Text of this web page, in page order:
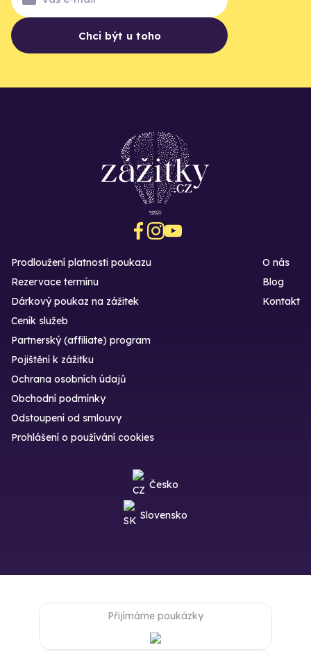
Chci být u toho
Prodloužení platnosti poukazu
Rezervace termínu
Dárkový poukaz na zážitek
O nás
Blog
Kontakt
Ceník služeb
Partnerský (affiliate) program
Pojištění k zážitku
Ochrana osobních údajů
Obchodní podmínky
Odstoupení od smlouvy
Prohlášení o používání cookies
Česko
Slovensko
Přijímáme poukázky